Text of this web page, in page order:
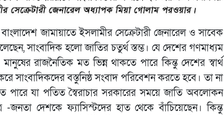
বাংলাদেশ জামায়াতে ইসলামীর সেক্রেটারী জেনারেল ও সাবেক
সাংবাদিক হলো জাতির চতুর্থ স্তম্ভ। যে দেশের গণমাধ্যম
রাজনৈতিক মত ভিন্ন থাকতে পারে কিন্তু দেশের স্বার্থ
সাংবাদিকদের বস্তুনিষ্ঠ সংবাদ পরিবেশন করতে হবে। তা না
যা পতিত স্বৈরাচার সরকারের সময়ে জাতি অবলোকন
-জনতা দেশকে ফ্যাসিস্টদের হাত থেকে বাঁচিয়েছেন। কিন্তু